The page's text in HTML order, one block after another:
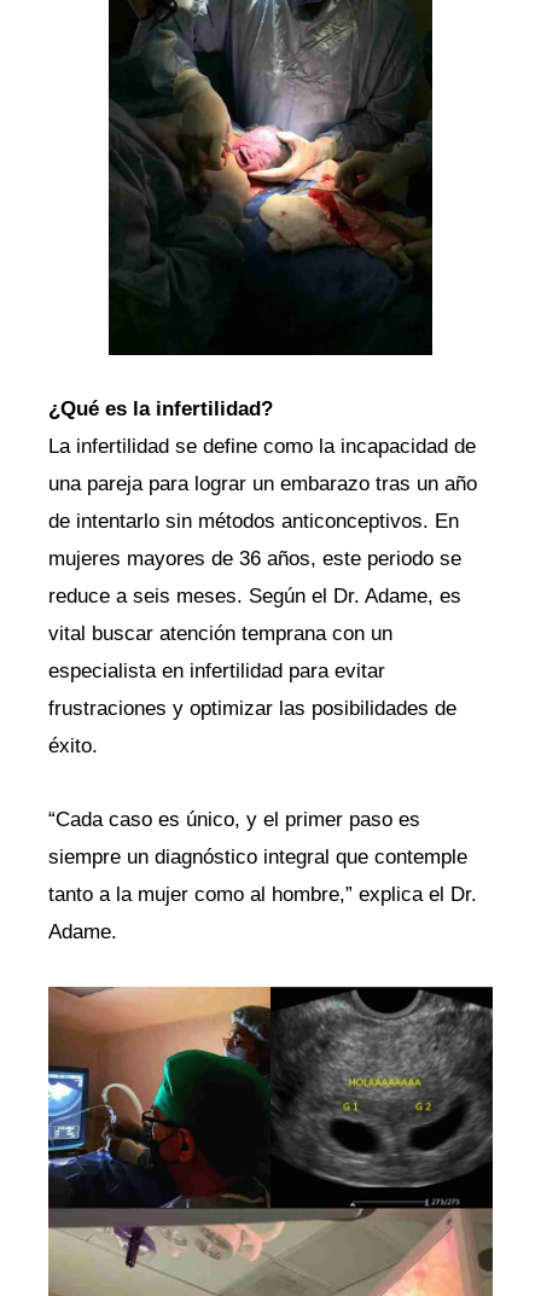
¿Qué es la infertilidad?
La infertilidad se define como la incapacidad de
una pareja para lograr un embarazo tras un año
de intentarlo sin métodos anticonceptivos. En
mujeres mayores de 36 años, este periodo se
reduce a seis meses. Según el Dr. Adame, es
vital buscar atención temprana con un
especialista en infertilidad para evitar
frustraciones y optimizar las posibilidades de
éxito.
“Cada caso es único, y el primer paso es
siempre un diagnóstico integral que contemple
tanto a la mujer como al hombre,” explica el Dr.
Adame.